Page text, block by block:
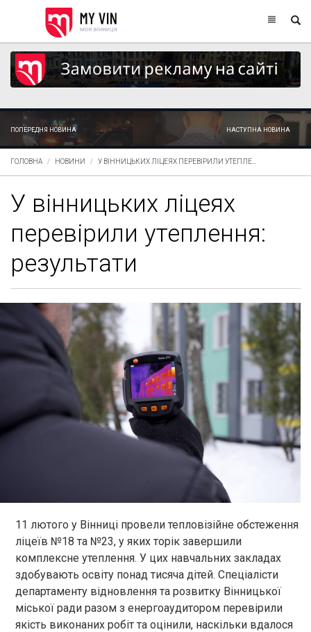
ПОПЕРЕДНЯ НОВИНА НАСТУПНА НОВИНА
ГОЛОВНА НОВИНИ У ВІННИЦЬКИХ ЛІЦЕЯХ ПЕРЕВІРИЛИ УТЕПЛЕ...
У вінницьких ліцеях
перевірили утеплення:
результати
11 лютого у Вінниці провели тепловізійне обстеження
ліцеїв №18 та №23, у яких торік завершили
комплексне утеплення. У цих навчальних закладах
здобувають освіту понад тисяча дітей. Спеціалісти
департаменту відновлення та розвитку Вінницької
міської ради разом з енергоаудитором перевірили
якість виконаних робіт та оцінили, наскільки вдалося